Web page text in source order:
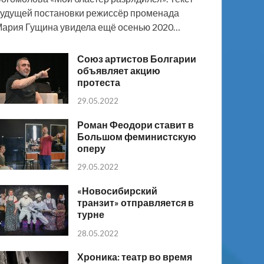
постановки режиссёр променада
Гущина увидела ещё осенью 2020…
Союз артистов Болгарии
объявляет акцию
протеста
29.05.2022
Роман Феодори ставит в
Большом феминистскую
оперу
29.05.2022
«Новосибирский
транзит» отправляется в
турне
28.05.2022
Хроника: театр во время